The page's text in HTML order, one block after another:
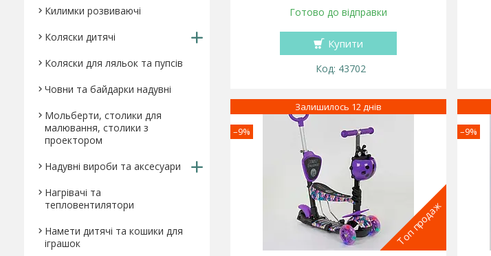
Готово до відправки
Купити
43702
Топ продаж
–9%
Залишилось 12 днів
–9%
Килимки розвиваючі
Коляски дитячі
Коляски для ляльок та пупсів
Човни та байдарки надувні
Мольберти, столики для
малювання, столики з
проектором
Надувні вироби та аксесуари
Нагрівачі та
тепловентилятори
Намети дитячі та кошики для
іграшок